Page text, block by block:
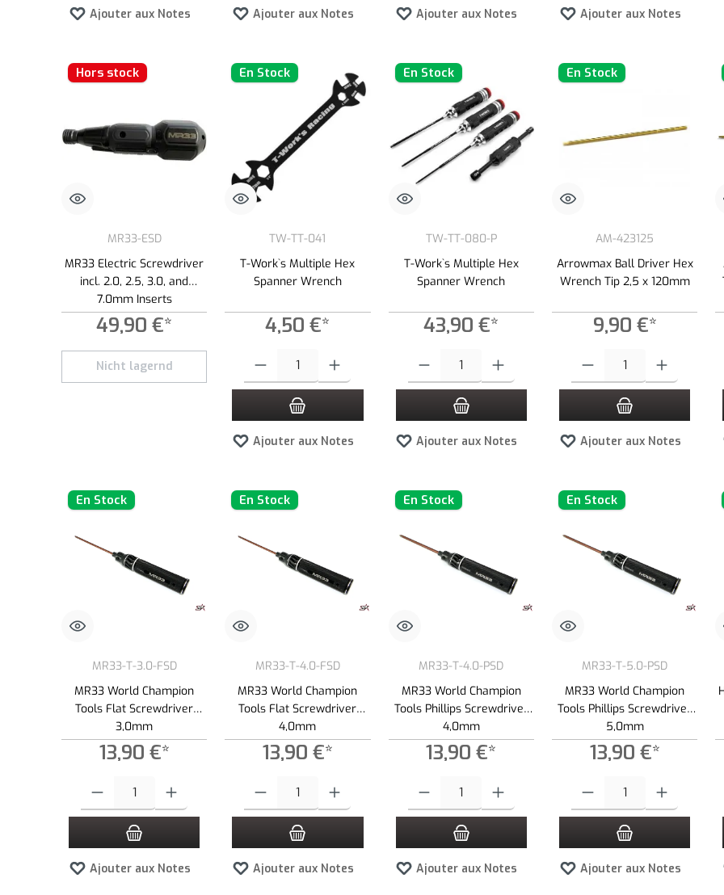
Ajouter aux Notes Ajouter aux Notes Ajouter aux Notes Ajouter aux Notes
Hors stock
MR33-ESD
MR33 Electric Screwdriver
incl. 2.0, 2.5, 3.0, and
7.0mm Inserts
49,90 €*
Nicht lagernd
En Stock
TW-TT-041
T-Work`s Multiple Hex
Spanner Wrench
4,50 €*
Ajouter aux Notes
En Stock
TW-TT-080-P
T-Work`s Multiple Hex
Spanner Wrench
43,90 €*
Ajouter aux Notes
En Stock
AM-423125
Arrowmax Ball Driver Hex
Wrench Tip 2,5 x 120mm
9,90 €*
Ajouter aux Notes
En Stock
MR33-T-3.0-FSD
MR33 World Champion
Tools Flat Screwdriver
3,0mm
13,90 €*
Ajouter aux Notes
En Stock
MR33-T-4.0-FSD
MR33 World Champion
Tools Flat Screwdriver
4,0mm
13,90 €*
Ajouter aux Notes
En Stock
MR33-T-4.0-PSD
MR33 World Champion
Tools Phillips Screwdriver
4,0mm
13,90 €*
Ajouter aux Notes
En Stock
MR33-T-5.0-PSD
MR33 World Champion
Tools Phillips Screwdriver
5,0mm
13,90 €*
Ajouter aux Notes